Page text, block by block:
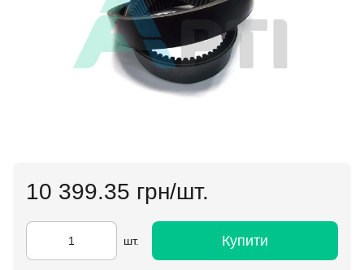
10 399.35 грн/шт.
шт. Купити